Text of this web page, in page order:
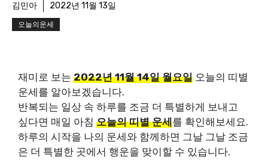
김민아 2022년 11월 13일
오늘의운세
재미로 보는 2022년 11월 14일 월요일 오늘의 띠별
운세를 알아보겠습니다.
반복되는 일상 속 하루를 조금 더 특별하게 보내고
싶다면 매일 아침 오늘의 띠별 운세를 확인해보세요.
하루의 시작을 나의 운세와 함께하면 그날 그날 조금
은 더 특별한 곳에서 행운을 맞이할 수 있습니다.